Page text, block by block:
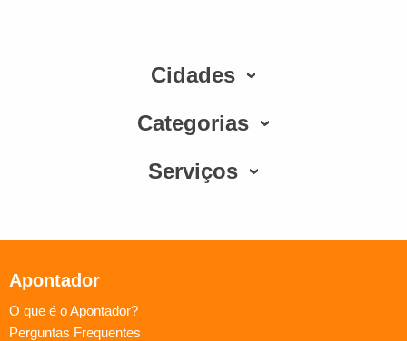
Cidades
Categorias
Serviços
Apontador
O que é o Apontador?
Perguntas Frequentes